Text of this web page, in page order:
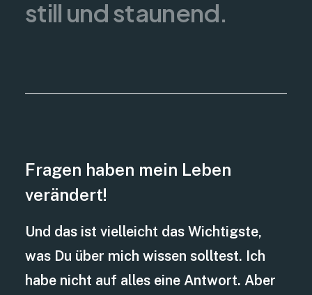
still und staunend.
Fragen haben mein Leben
verändert!
Und das ist vielleicht das Wichtigste,
was Du über mich wissen solltest. Ich
habe nicht auf alles eine Antwort. Aber